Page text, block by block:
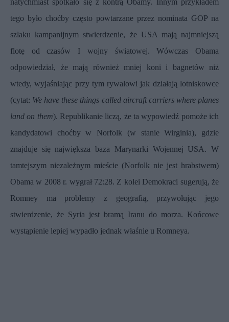
natychmiast spotkało się z kontrą Obamy. Innym przykładem
tego było choćby często powtarzane przez nominata GOP na
szlaku kampanijnym stwierdzenie, że USA mają najmniejszą
flotę od czasów I wojny światowej. Wówczas Obama
odpowiedział, że mają również mniej koni i bagnetów niż
wtedy, wyjaśniając przy tym rywalowi jak działają lotniskowce
(cytat: We have these things called aircraft carriers where planes
land on them). Republikanie liczą, że ta wypowiedź pomoże ich
kandydatowi choćby w Norfolk (w stanie Wirginia), gdzie
znajduje się największa baza Marynarki Wojennej USA. W
tamtejszym niezależnym mieście (Norfolk nie jest hrabstwem)
Obama w 2008 r. wygrał 72:28. Z kolei Demokraci sugerują, że
Romney ma problemy z geografią, przywołując jego
stwierdzenie, że Syria jest bramą Iranu do morza. Końcowe
wystąpienie lepiej wypadło jednak właśnie u Romneya.